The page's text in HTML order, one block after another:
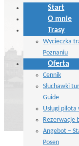
Start
O mnie
Trasy
Wycieczka
Poznaniu
Oferta
Cennik
Słuchawki
Guide
Usługi
Rezerwacje
Angebot –
Posen